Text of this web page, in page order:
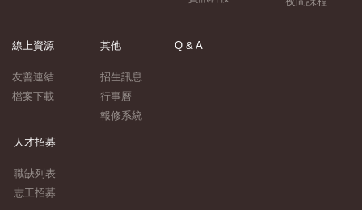
線上資源
友善連結
檔案下載
人才招募
職缺列表
志工招募
其他
招生訊息
行事曆
報修系統
Q & A